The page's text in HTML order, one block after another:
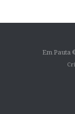
Em Pauta